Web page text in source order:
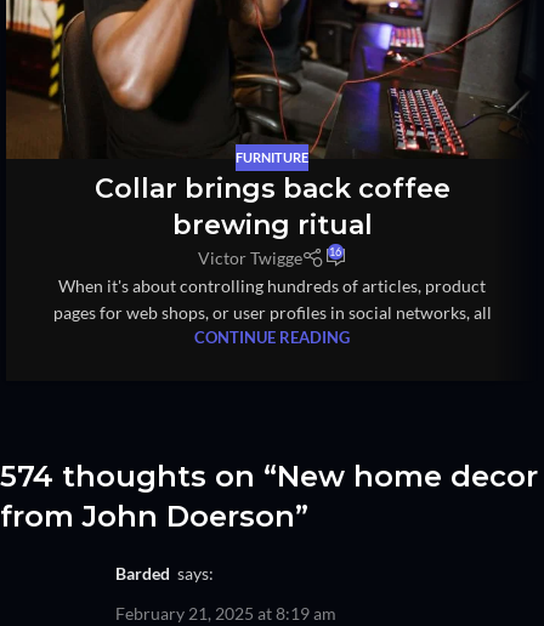
FURNITURE
Collar brings back coffee
brewing ritual
Victor Twigge 16
When it's about controlling hundreds of articles, product
pages for web shops, or user profiles in social networks, all
CONTINUE READING
574 thoughts on “New home decor
from John Doerson”
barded says:
February 21, 2025 at 8:19 am